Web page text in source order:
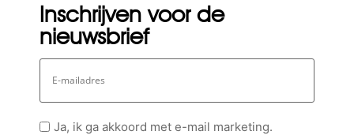
Inschrijven voor de
nieuwsbrief
E-
mailadres
GeenJa, ik ga akkoord met e-mail marketing.